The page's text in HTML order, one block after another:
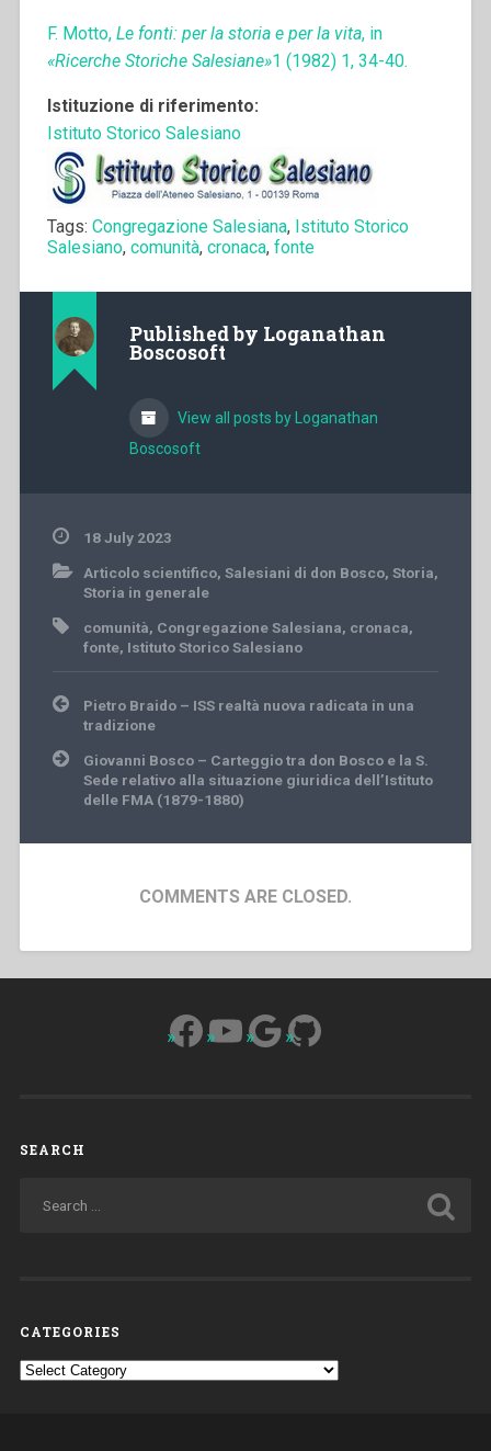
F. Motto, Le fonti: per la storia e per la vita, in
«Ricerche Storiche Salesiane»1 (1982) 1, 34-40.
Istituzione di riferimento:
Istituto Storico Salesiano
Tags: Congregazione Salesiana, Istituto Storico
Salesiano, comunità, cronaca, fonte
Published by Loganathan
Boscosoft
View all posts by Loganathan
Boscosoft
18 July 2023
Articolo scientifico, Salesiani di don Bosco, Storia,
Storia in generale
comunità, Congregazione Salesiana, cronaca,
fonte, Istituto Storico Salesiano
Post
navigation
Pietro Braido – ISS realtà nuova radicata in una
tradizione
Giovanni Bosco – Carteggio tra don Bosco e la S.
Sede relativo alla situazione giuridica dell’Istituto
delle FMA (1879-1880)
COMMENTS ARE CLOSED.
Facebook
YouTube
Google
GitHub
SEARCH
CATEGORIES
Categories